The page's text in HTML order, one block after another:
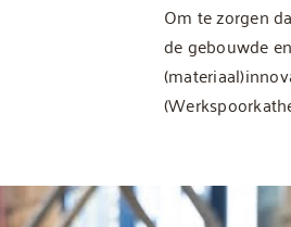
Om te zorgen
de gebouwde